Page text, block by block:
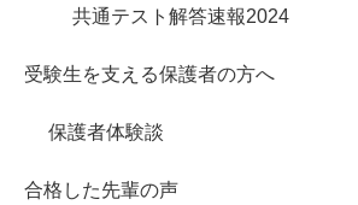
共通テスト解答速報2024
受験生を支える保護者の方へ
保護者体験談
合格した先輩の声